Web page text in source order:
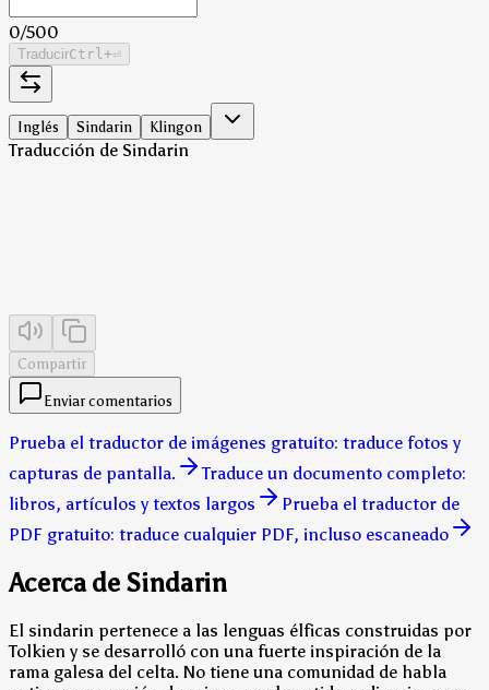
0/500
TraducirCtrl +⏎
Inglés Sindarin Klingon
Traducción de Sindarin
Compartir
Enviar comentarios
Prueba el traductor de imágenes gratuito: traduce fotos y
capturas de pantalla.
Traduce un documento completo:
libros, artículos y textos largos
Prueba el traductor de
PDF gratuito: traduce cualquier PDF, incluso escaneado
Acerca de Sindarin
El sindarin pertenece a las lenguas élficas construidas por
Tolkien y se desarrolló con una fuerte inspiración de la
rama galesa del celta. No tiene una comunidad de habla